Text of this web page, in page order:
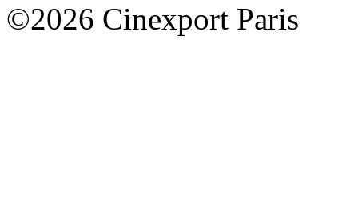
©2026 Cinexport Paris